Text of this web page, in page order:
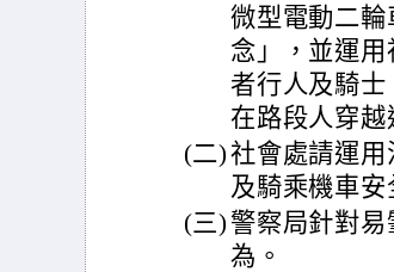
微型電動二
念」，並運
者行人及騎
在路段人穿越
(二)社會處請運
及騎乘機車安
(三) 警察局針對
為。